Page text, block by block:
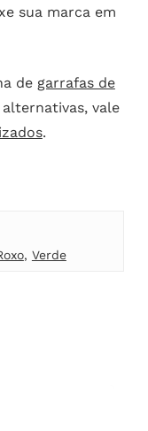
sua marca em
de garrafas de
vale
.
, Verde